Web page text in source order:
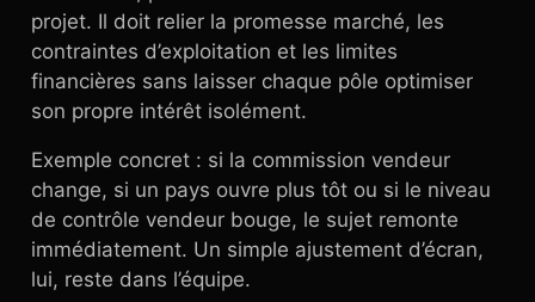
projet. Il doit relier la promesse marché, les
contraintes d’exploitation et les limites
financières sans laisser chaque pôle optimiser
son propre intérêt isolément.
Exemple concret : si la commission vendeur
change, si un pays ouvre plus tôt ou si le niveau
de contrôle vendeur bouge, le sujet remonte
immédiatement. Un simple ajustement d’écran,
lui, reste dans l’équipe.